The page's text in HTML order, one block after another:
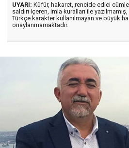
UYARI: Küfür, hakaret, rencide edici
saldırı içeren, imla kuralları ile yazılmamış,
Türkçe karakter kullanılmayan ve büyük
onaylanmamaktadır.